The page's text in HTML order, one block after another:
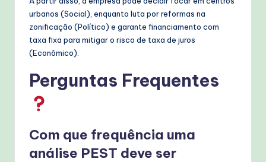
urbanos (Social), enquanto luta por reformas na
zonificação (Político) e garante financiamento com
taxa fixa para mitigar o risco de taxa de juros
(Econômico).
Perguntas Frequentes
Com que frequência uma
análise PEST deve ser